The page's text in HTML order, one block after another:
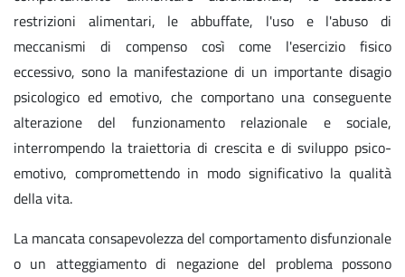
restrizioni alimentari, le abbuffate, l'uso e l'abuso di
meccanismi di compenso così come l'esercizio fisico
eccessivo, sono la manifestazione di un importante disagio
psicologico ed emotivo, che comportano una conseguente
alterazione del funzionamento relazionale e sociale,
interrompendo la traiettoria di crescita e di sviluppo psico-
emotivo, compromettendo in modo significativo la qualità
della vita.
La mancata consapevolezza del comportamento disfunzionale
o un atteggiamento di negazione del problema possono